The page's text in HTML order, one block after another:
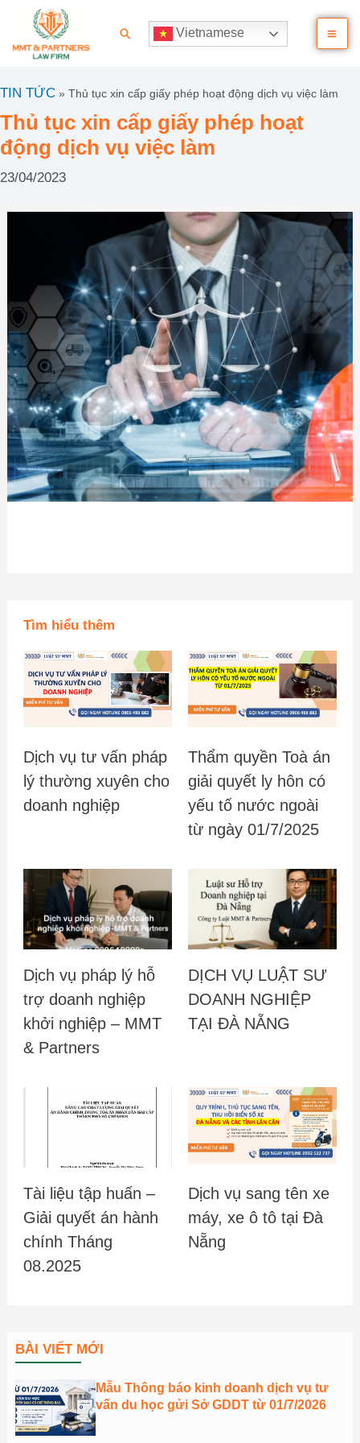
nội
Tìm
Vietnamese
TIN TỨC » Thủ tục xin cấp giấy phép hoạt động dịch vụ việc làm
Thủ tục xin cấp giấy phép hoạt
động dịch vụ việc làm
23/04/2023
Tìm hiểu thêm
Dịch vụ tư vấn pháp
lý thường xuyên cho
doanh nghiệp
Thẩm quyền Toà án
giải quyết ly hôn có
yếu tố nước ngoài
từ ngày 01/7/2025
Dịch vụ pháp lý hỗ
trợ doanh nghiệp
khởi nghiệp – MMT
& Partners
DỊCH VỤ LUẬT SƯ
DOANH NGHIỆP
TẠI ĐÀ NẴNG
Tài liệu tập huấn –
Giải quyết án hành
chính Tháng
08.2025
Dịch vụ sang tên xe
máy, xe ô tô tại Đà
Nẵng
BÀI VIẾT MỚI
Mẫu Thông báo kinh doanh dịch vụ tư
vấn du học gửi Sở GDDT từ 01/7/2026